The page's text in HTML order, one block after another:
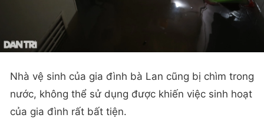
Nhà vệ sinh của gia đình bà Lan cũng bị chìm trong
nước, không thể sử dụng được khiến việc sinh hoạt
của gia đình rất bất tiện.